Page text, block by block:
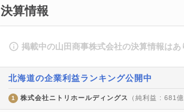
決算情報
掲載中の山田商事株式会社の決算情報はあ
北海道の企業利益ランキング公開中
1 株式会社ニトリホールディングス （純利益 : 681